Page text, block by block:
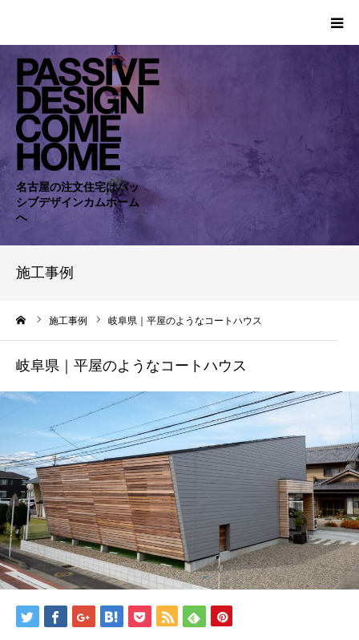
名古屋の注文住宅はパッ
シブデザインカムホーム
へ
施工事例
施工事例 岐阜県｜平屋のようなコートハウス
岐阜県｜平屋のようなコートハウス
HOME
WORKS
COMPANY
CONCEPT
NEWS
BLOG
CONTACT